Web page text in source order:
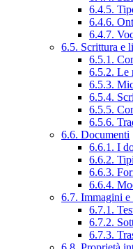
6.4.5.
6.4.6.
6.4.7.
6.5. Scrittura e
6.5.1.
6.5.2. Le
6.5.3.
6.5.4.
6.5.5.
6.5.6.
6.6. Documenti
6.6.1. I
6.6.2.
6.6.3.
6.6.4.
6.7. Immagini e
6.7.1.
6.7.2.
6.7.3.